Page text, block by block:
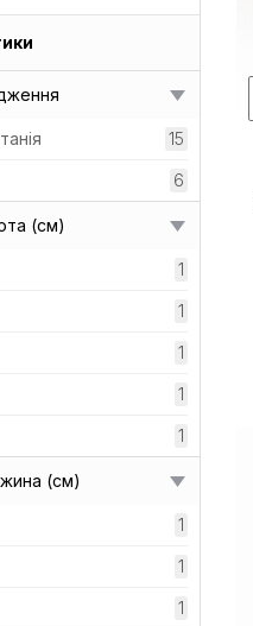
15
6
(см)
1
1
1
1
1
(см)
1
1
1